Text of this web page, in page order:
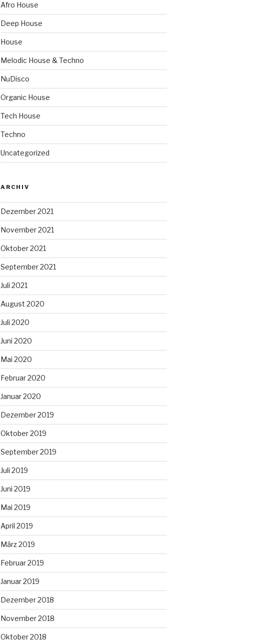
Afro House
Deep House
House
Melodic House & Techno
NuDisco
Organic House
Tech House
Techno
Uncategorized
ARCHIV
Dezember 2021
November 2021
Oktober 2021
September 2021
Juli 2021
August 2020
Juli 2020
Juni 2020
Mai 2020
Februar 2020
Januar 2020
Dezember 2019
Oktober 2019
September 2019
Juli 2019
Juni 2019
Mai 2019
April 2019
März 2019
Februar 2019
Januar 2019
Dezember 2018
November 2018
Oktober 2018